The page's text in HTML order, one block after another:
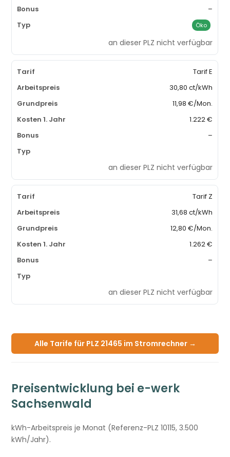
–
Öko
an dieser PLZ nicht verfügbar
Tarif E
30,80 ct/kWh
11,98 €/Mon.
1.222 €
–
an dieser PLZ nicht verfügbar
Tarif Z
31,68 ct/kWh
12,80 €/Mon.
1.262 €
–
an dieser PLZ nicht verfügbar
Alle Tarife für PLZ 21465 im Stromrechner →
Preisentwicklung bei e-werk
Sachsenwald
kWh-Arbeitspreis je Monat (Referenz-PLZ 10115, 3.500
kWh/Jahr).